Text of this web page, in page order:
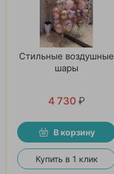
Стильные воздушные
шары
4 730 ₽
В корзину
Купить в 1 клик